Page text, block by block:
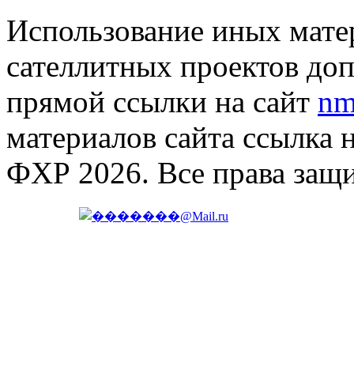
Использование иных
сателлитных проектов
прямой ссылки на сайт
материалов сайта ссылка
ФХР 2026. Все права